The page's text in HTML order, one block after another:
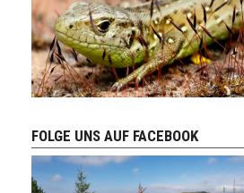
FOLGE UNS AUF FACEBOOK